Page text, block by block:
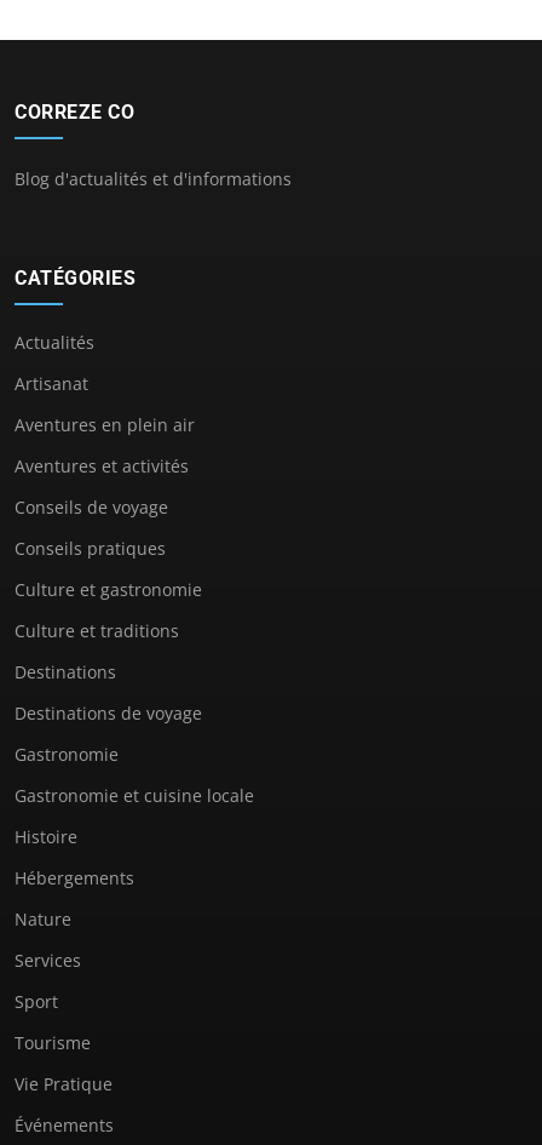
CORREZE CO
Blog d'actualités et d'informations
CATÉGORIES
Actualités
Artisanat
Aventures en plein air
Aventures et activités
Conseils de voyage
Conseils pratiques
Culture et gastronomie
Culture et traditions
Destinations
Destinations de voyage
Gastronomie
Gastronomie et cuisine locale
Histoire
Hébergements
Nature
Services
Sport
Tourisme
Vie Pratique
Événements